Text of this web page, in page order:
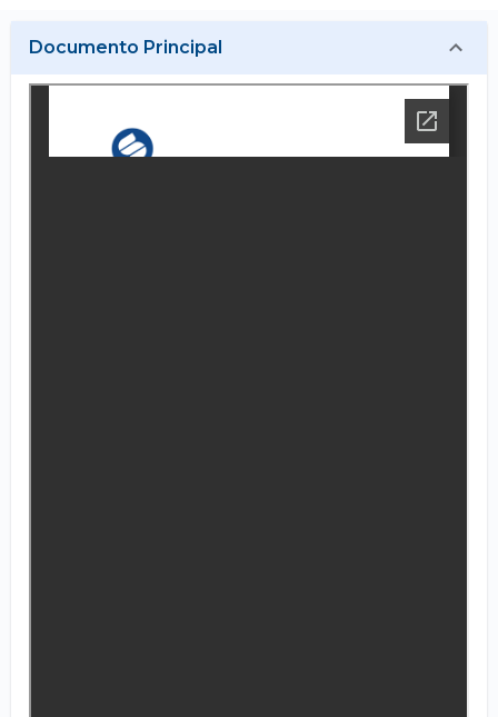
Documento Principal